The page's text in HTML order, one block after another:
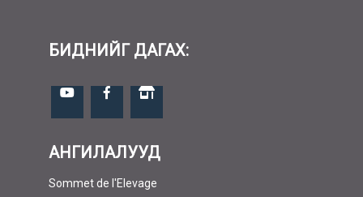
БИДНИЙГ ДАГАХ:
АНГИЛАЛУУД
Sommet de l'Elevage